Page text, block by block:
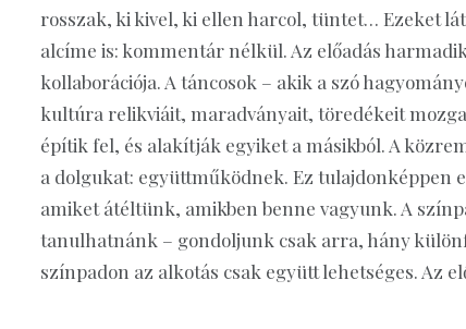
rosszak, ki kivel, ki ellen harcol, tüntet… Ezeket
alcíme is: kommentár nélkül. Az előadás
kollaborációja. A táncosok – akik a szó
kultúra relikviáit, maradványait, töredékeit
építik fel, és alakítják egyiket a másikból. A
a dolgukat: együttműködnek. Ez tulajdonképpen
amiket átéltünk, amikben benne vagyunk. A
tanulhatnánk – gondoljunk csak arra, hány
színpadon az alkotás csak együtt lehetséges. Az